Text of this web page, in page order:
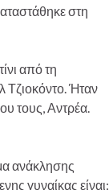
στη
από τη
Τζιοκόντο. Ήταν
τους, Αντρέα.
ανάκλησης
γυναίκας είναι: